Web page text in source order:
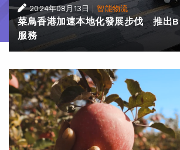
2024年08月13日 |智能物流
菜鳥香港加速本地化發展步伐 推出
服務